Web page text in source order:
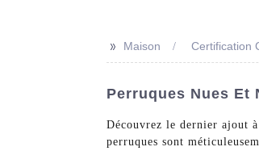
>> Maison Certification
Perruques Nues Et
Découvrez le dernier ajout
perruques sont